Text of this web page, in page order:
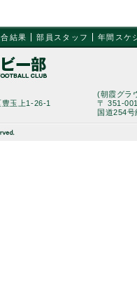
結果 部員スタッフ 年間スケ
玉上1-26-1
(朝霞グラ
〒 351-
国道254